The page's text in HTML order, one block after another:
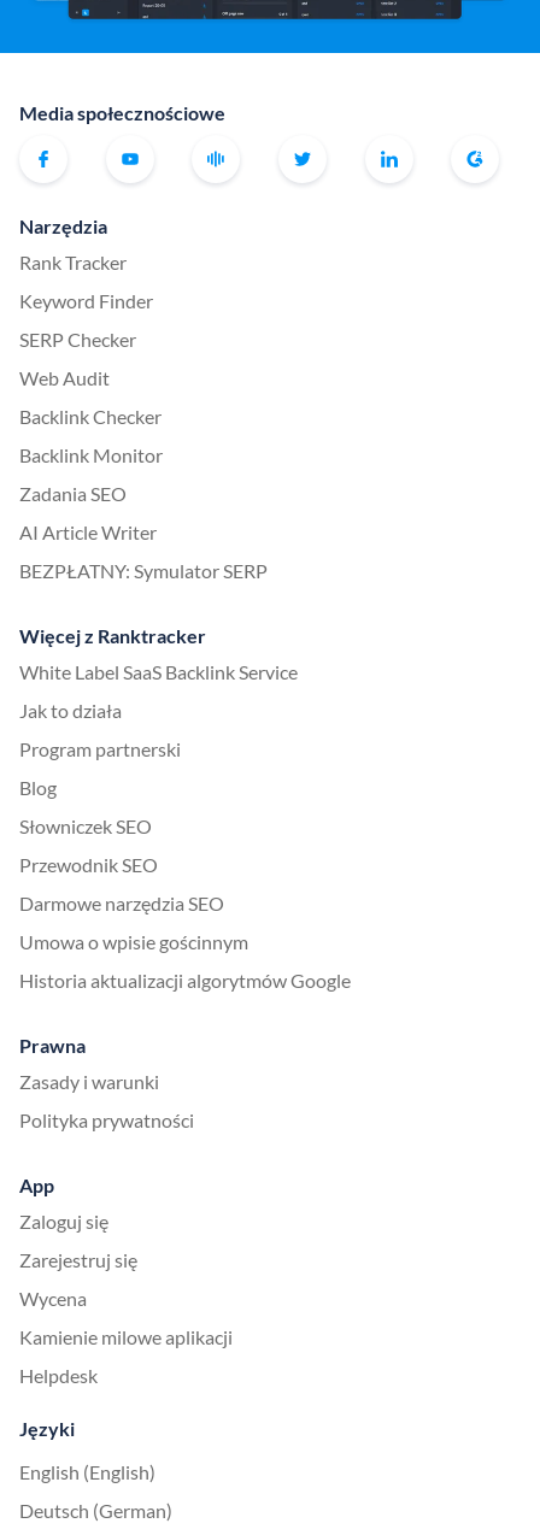
Media społecznościowe
Narzędzia
Rank Tracker
Keyword Finder
SERP Checker
Web Audit
Backlink Checker
Backlink Monitor
Zadania SEO
AI Article Writer
BEZPŁATNY: Symulator SERP
Więcej z Ranktracker
White Label SaaS Backlink Service
Jak to działa
Program partnerski
Blog
Słowniczek SEO
Przewodnik SEO
Darmowe narzędzia SEO
Umowa o wpisie gościnnym
Historia aktualizacji algorytmów Google
Prawna
Zasady i warunki
Polityka prywatności
App
Zaloguj się
Zarejestruj się
Wycena
Kamienie milowe aplikacji
Helpdesk
Języki
English (English)
Deutsch (German)